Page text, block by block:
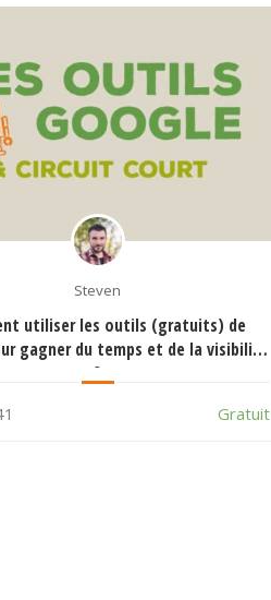
Steven
utiliser les outils (gratuits) de
gagner du temps et de la visibilité
?
Gratuit